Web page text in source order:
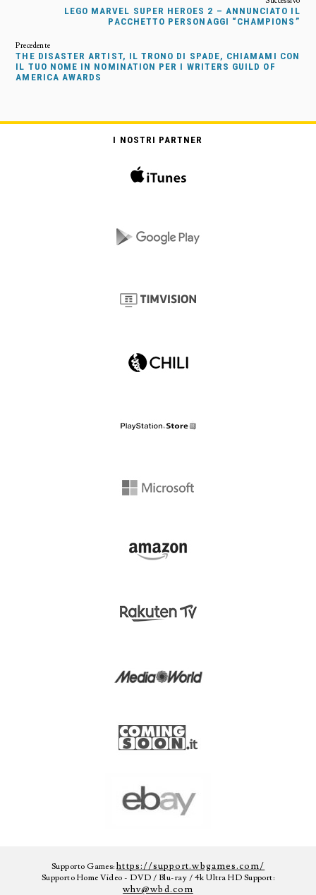
LEGO MARVEL SUPER HEROES 2 – ANNUNCIATO IL
PACCHETTO PERSONAGGI “CHAMPIONS”
THE DISASTER ARTIST, IL TRONO DI SPADE, CHIAMAMI CON
IL TUO NOME IN NOMINATION PER I WRITERS GUILD OF
AMERICA AWARDS
I NOSTRI PARTNER
Supporto Games:https://support.wbgames.com/
Supporto Home Video - DVD / Blu-ray / 4k Ultra HD Support:
whv@wbd.com